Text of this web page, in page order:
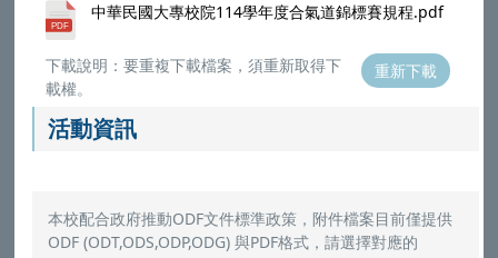
中華民國大專校院114學年度合氣道錦標賽規程.pdf
下載說明：要重複下載檔案，須重新取得下
載權。
重新下載
活動資訊
本校配合政府推動ODF文件標準政策，附件檔案目前僅提供
ODF (ODT,ODS,ODP,ODG) 與PDF格式，請選擇對應的